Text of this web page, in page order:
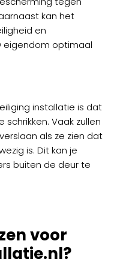
kan het
en
eigendom optimaal
installatie is dat
Vaak zullen
als ze zien dat
is. Dit kan je
buiten de deur te
voor